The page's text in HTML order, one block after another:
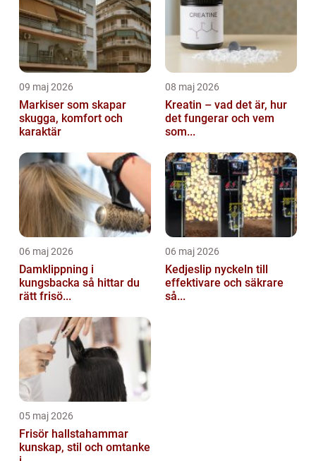
09 maj 2026
Markiser som skapar
skugga, komfort och
karaktär
08 maj 2026
Kreatin – vad det är, hur
det fungerar och vem
som...
06 maj 2026
Damklippning i
kungsbacka så hittar du
rätt frisö...
06 maj 2026
Kedjeslip nyckeln till
effektivare och säkrare
så...
05 maj 2026
Frisör hallstahammar
kunskap, stil och omtanke